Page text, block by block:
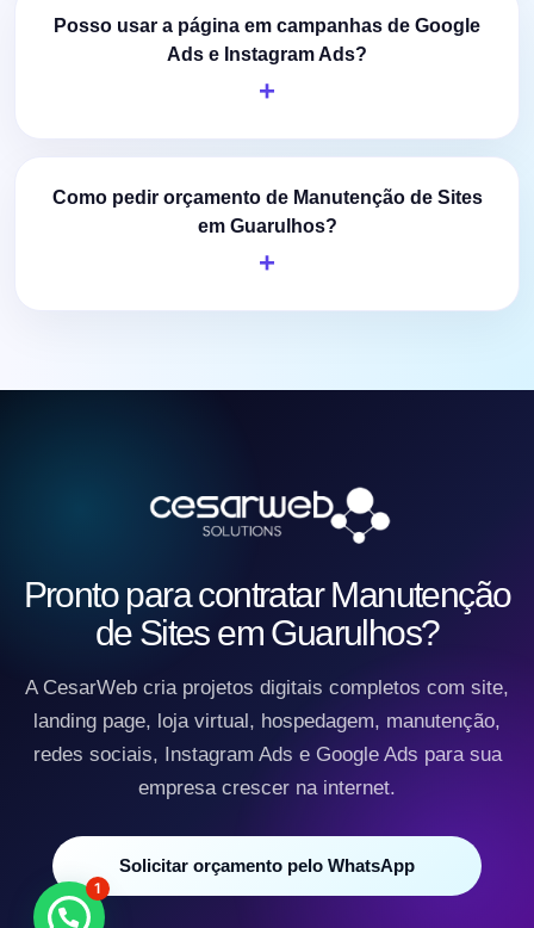
Posso usar a página em campanhas de Google
Ads e Instagram Ads?
Como pedir orçamento de Manutenção de Sites
em Guarulhos?
Pronto para contratar Manutenção
de Sites em Guarulhos?
A CesarWeb cria projetos digitais completos com site,
landing page, loja virtual, hospedagem, manutenção,
redes sociais, Instagram Ads e Google Ads para sua
empresa crescer na internet.
Solicitar orçamento pelo WhatsApp
1